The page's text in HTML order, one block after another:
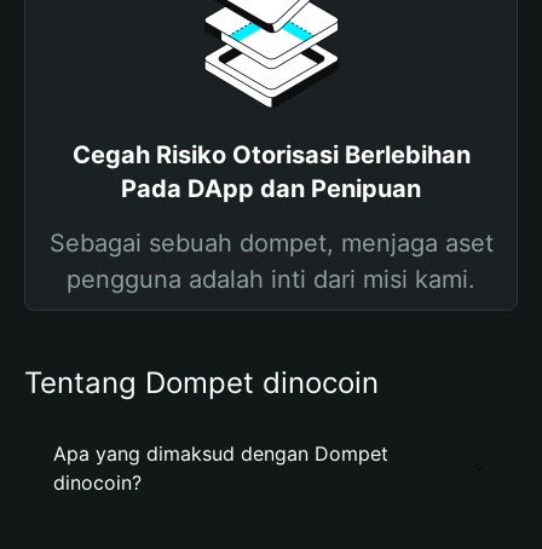
Cegah Risiko Otorisasi Berlebihan
Pada DApp dan Penipuan
Sebagai sebuah dompet, menjaga aset
pengguna adalah inti dari misi kami.
Tentang Dompet dinocoin
Apa yang dimaksud dengan Dompet
dinocoin?